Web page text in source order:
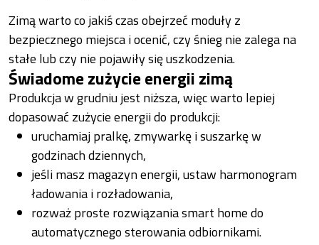
Zimą warto co jakiś czas obejrzeć moduły z
bezpiecznego miejsca i ocenić, czy śnieg nie zalega na
stałe lub czy nie pojawiły się uszkodzenia.
Świadome zużycie energii zimą
Produkcja w grudniu jest niższa, więc warto lepiej
dopasować zużycie energii do produkcji:
uruchamiaj pralkę, zmywarkę i suszarkę w
godzinach dziennych,
jeśli masz magazyn energii, ustaw harmonogram
ładowania i rozładowania,
rozważ proste rozwiązania smart home do
automatycznego sterowania odbiornikami.